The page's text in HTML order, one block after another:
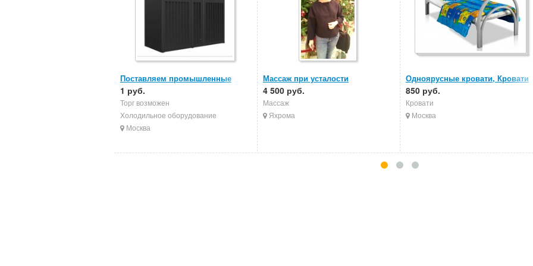
Поставляем промышленные
кондиционеры
1 руб.
Торг возможен
Холодильное оборудование
Москва
Массаж при усталости
4 500 руб.
Массаж
Яхрома
Одноярусные кровати, Кровати
металлические, Кровати в
больницы
850 руб.
Кровати
Москва